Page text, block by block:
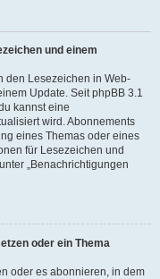
und einem
den Lesezeichen in Web-
Update. Seit phpBB 3.1
kannst eine
wird. Abonnements
eines Themas oder eines
für Lesezeichen und
„Benachrichtigungen
oder ein Thema
oder es abonnieren, in dem